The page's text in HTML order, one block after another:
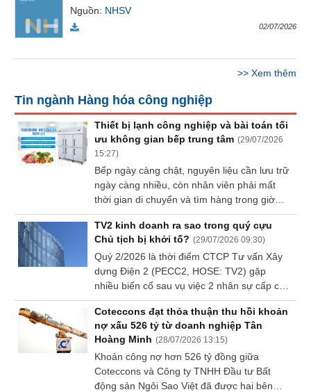
Nguồn: NHSV
02/07/2026
>> Xem thêm
Tin ngành Hàng hóa công nghiệp
Thiết bị lạnh công nghiệp và bài toán tối
ưu không gian bếp trung tâm (29/07/2026
15:27)
Bếp ngày càng chật, nguyên liệu cần lưu trữ
ngày càng nhiều, còn nhân viên phải mất
thời gian di chuyển và tìm hàng trong giờ
cao điểm. Đây là bài toán quen thuộc của
nhiều bếp khách sạn, resort và trung tâm
tiệc, buộc doanh nghiệp phải lựa chọn thiết
bị lạnh đủ sức chứa nhưng không chiếm quá
nhiều diện tích.
TV2 kinh doanh ra sao trong quý cựu
Chủ tịch bị khởi tố? (29/07/2026 09:30)
Quý 2/2026 là thời điểm CTCP Tư vấn Xây
dựng Điện 2 (PECC2, HOSE: TV2) gặp
nhiều biến cố sau vụ việc 2 nhân sự cấp cao
bị khởi tố, trong đó có Chủ tịch HĐQT
Nguyễn Chơn Hùng. Dẫu vậy, hoạt động
kinh doanh trong kỳ cho thấy sự tích cực với
mức lãi ròng gấp 9.1 lần cùng kỳ.
Coteccons đạt thỏa thuận thu hồi khoản
nợ xấu 526 tỷ từ doanh nghiệp Tân
Hoàng Minh (28/07/2026 13:15)
Khoản công nợ hơn 526 tỷ đồng giữa
Coteccons và Công ty TNHH Đầu tư Bất
động sản Ngôi Sao Việt đã được hai bên
cáo
phân
Thuật
ngữ
(-)
Đào
tạo